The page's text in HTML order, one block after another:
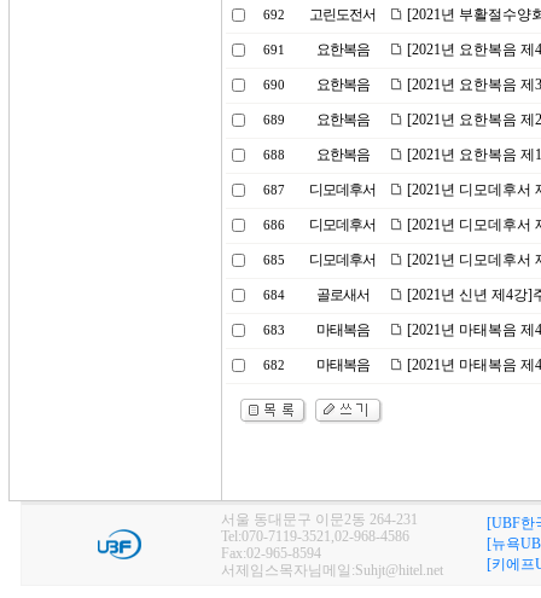
692 고린도전서 [2021년 부활절수양
691 요한복음 [2021년 요한복음
690 요한복음 [2021년 요한복음
689 요한복음 [2021년 요한복음
688 요한복음 [2021년 요한복음
687 디모데후서 [2021년 디모데후서
686 디모데후서 [2021년 디모데후서
685 디모데후서 [2021년 디모데후서
684 골로새서 [2021년 신년 제4강]
683 마태복음 [2021년 마태복음
682 마태복음 [2021년 마태복음
서울 동대문구 이문2동 264-231
Tel:070-7119-3521,02-968-4586
Fax:02-965-8594
서제임스목자님메일:Suhjt@hitel.net
[UBF한
[뉴욕
[키에프